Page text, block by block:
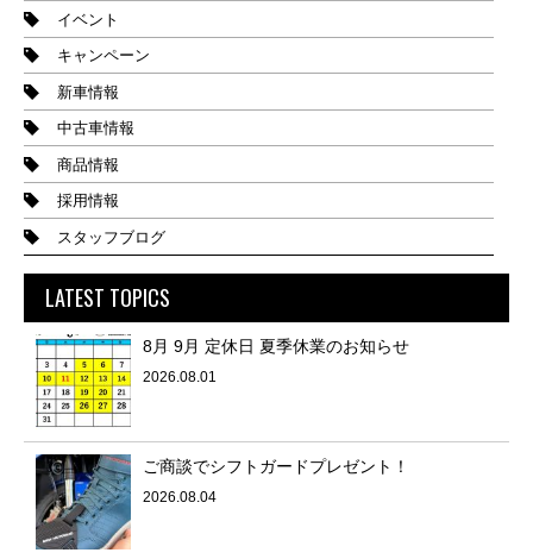
イベント
キャンペーン
新車情報
中古車情報
商品情報
採用情報
スタッフブログ
LATEST TOPICS
8月 9月 定休日 夏季休業のお知らせ
2026.08.01
ご商談でシフトガードプレゼント！
2026.08.04